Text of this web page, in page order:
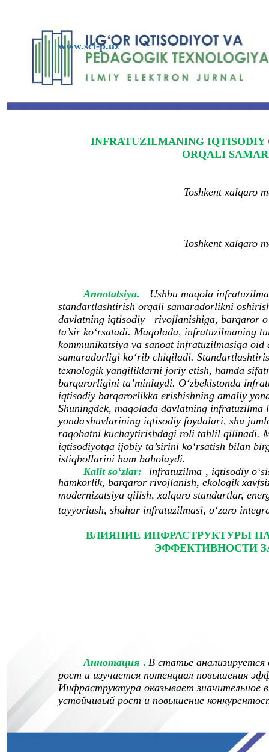
www.sci-p.uz
INFRATUZILMANING IQTISODIY
ORQALI
Toshkent xalqaro
Toshkent xalqaro
Annotatsiya.
Ushbu maqola
standartlashtirish orqali samaradorlikni
davlatning iqtisodiy
rivojlanishiga, barqaror
ta’sir ko‘rsatadi. Maqolada, infratuzilmaning
kommunikatsiya va sanoat infratuzilmasiga
samaradorligi ko‘rib chiqiladi.
texnologik yangiliklarni joriy etish, hamda
barqarorligini ta’minlaydi. O‘zbekistonda
iqtisodiy barqarorlikka erishishning amaliy
Shuningdek, maqolada davlatning
yondashuvlarining iqtisodiy foydalari, shu
raqobatni kuchaytirishdagi roli tahlil qilinadi.
iqtisodiyotga ijobiy ta’sirini ko‘rsatish bilan
istiqbollarini ham baholaydi.
Kalit so‘zlar:
infratuzilma , iqtisodiy
hamkorlik, barqaror rivojlanish, ekologik
modernizatsiya qilish, xalqaro standartlar,
tayyorlash, shahar infratuzilmasi, o‘zaro
ВЛИЯНИЕ ИНФРАСТРУКТУРЫ
ЭФФЕКТИВНОСТИ
Аннотация . В статье анализируется
рост и изучается потенциал повышения
Инфраструктура оказывает значительное
устойчивый рост и повышение